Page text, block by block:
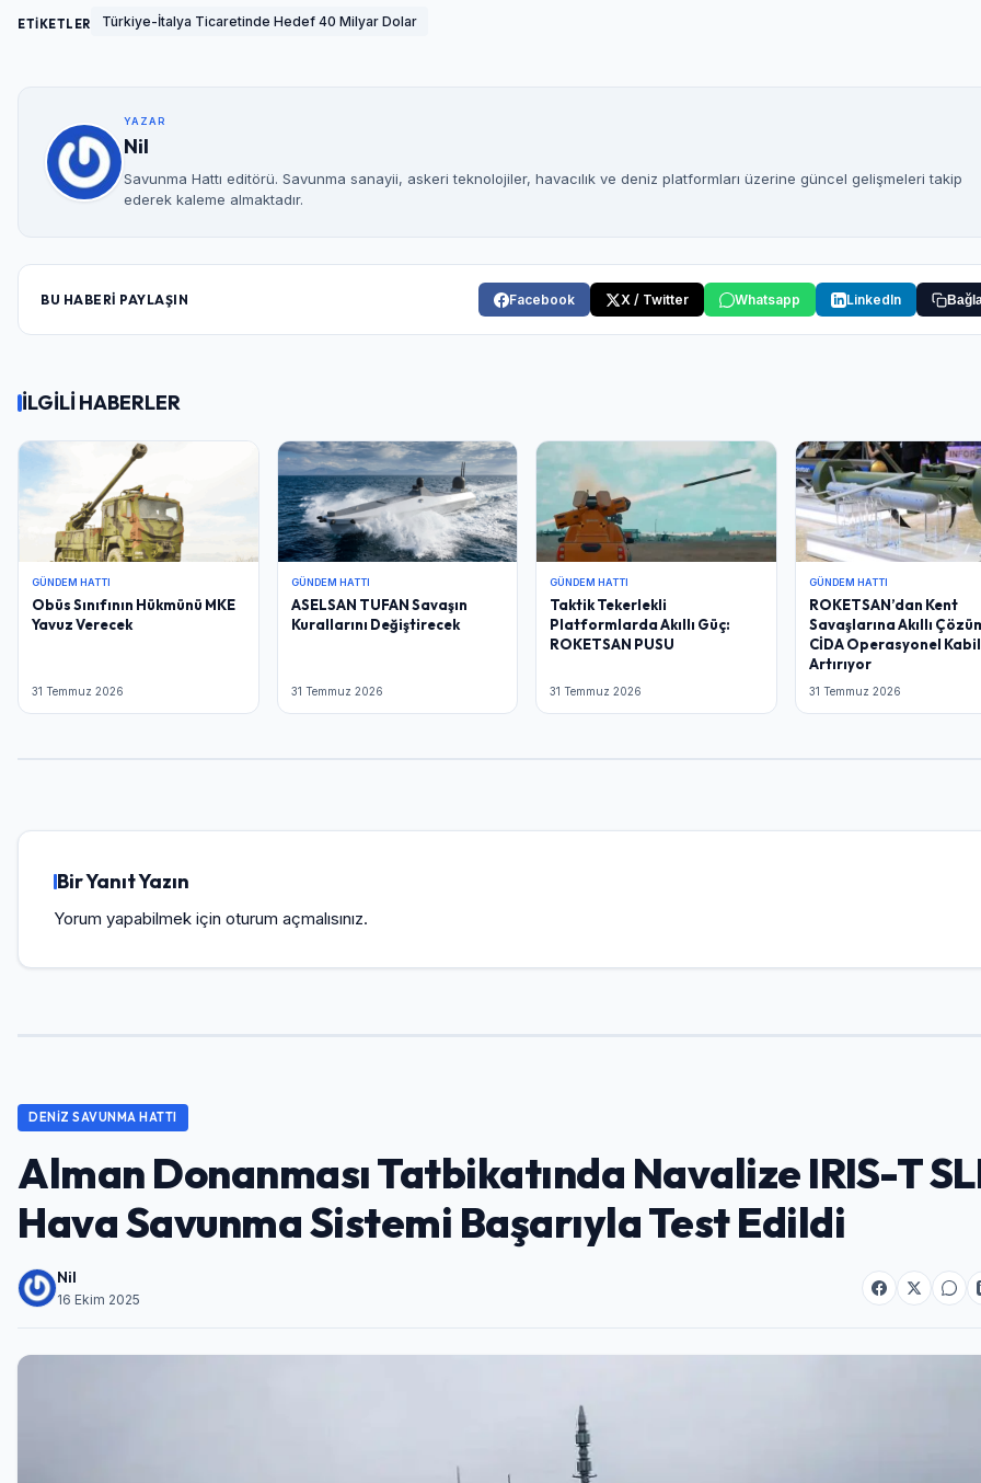
ETİKETLER Türkiye-İtalya Ticaretinde Hedef 40 Milyar Dolar
YAZAR
Nil
Savunma Hattı editörü. Savunma sanayii, askeri teknolojiler, havacılık ve deniz platformları üzerine güncel gelişmeleri takip
ederek kaleme almaktadır.
BU HABERİ PAYLAŞIN Facebook X / Twitter Whatsapp LinkedIn
İLGİLİ HABERLER
GÜNDEM HATTI
Obüs Sınıfının Hükmünü MKE
Yavuz Verecek
31 Temmuz 2026
GÜNDEM HATTI
ASELSAN TUFAN Savaşın
Kurallarını Değiştirecek
31 Temmuz 2026
GÜNDEM HATTI
Taktik Tekerlekli
Platformlarda Akıllı Güç:
ROKETSAN PUSU
31 Temmuz 2026
GÜNDEM HATTI
ROKETSAN’dan Kent
Savaşlarına Akıllı
CİDA Operasyonel
Artırıyor
31 Temmuz 2026
Bir Yanıt Yazın
Yorum yapabilmek için oturum açmalısınız.
DENIZ SAVUNMA HATTI
Alman Donanması Tatbikatında Navalize IRIS-T
Hava Savunma Sistemi Başarıyla Test Edildi
Nil
16 Ekim 2025
Giriş Yap